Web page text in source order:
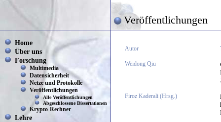
Veröffentlichungen
Home
Über uns
Forschung
Multimedia
Datensicherheit
Netze und Protokolle
Veröffentlichungen
Alle Veröffentlichungen
Abgeschlossene Dissertationen
Krypto-Rechner
Lehre
Autor
Weidong Qiu
Firoz Kaderali (Hrsg.)